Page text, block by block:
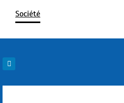
Société